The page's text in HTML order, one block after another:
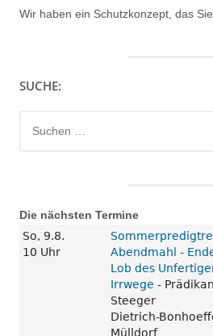
Wir haben ein Schutzkonzept, das
SUCHE:
nach:
Die nächsten Termine